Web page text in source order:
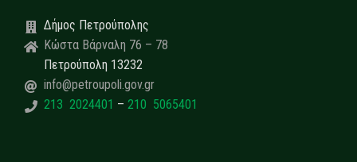
Δήμος Πετρούπολης
Κώστα Βάρναλη 76 – 78
Πετρούπολη 13232
info@petroupoli.gov.gr
213 2024401 – 210 5065401